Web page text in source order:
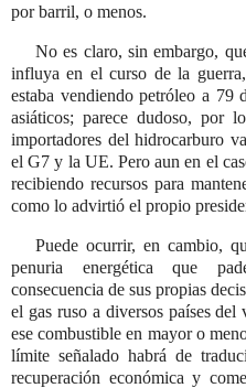
por barril, o menos.
No es claro, sin embargo,
influya en el curso de la
estaba vendiendo petróleo a 79
asiáticos; parece dudoso, por
importadores del hidrocarburo
el G7 y la UE. Pero aun en el
recibiendo recursos para
como lo advirtió el propio
Puede ocurrir, en cambio,
penuria energética que
consecuencia de sus propias
el gas ruso a diversos países
ese combustible en mayor o
límite señalado habrá de
recuperación económica y